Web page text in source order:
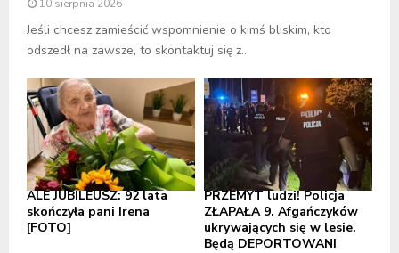
10 sierpnia 2026
Jeśli chcesz zamieścić wspomnienie o kimś bliskim, kto
odszedł na zawsze, to skontaktuj się z...
ALE JUBILEUSZ: 92 lata
skończyła pani Irena
[FOTO]
PRZEMYT ludzi! Policja
ZŁAPAŁA 9. Afgańczyków
ukrywających się w lesie.
Będą DEPORTOWANI